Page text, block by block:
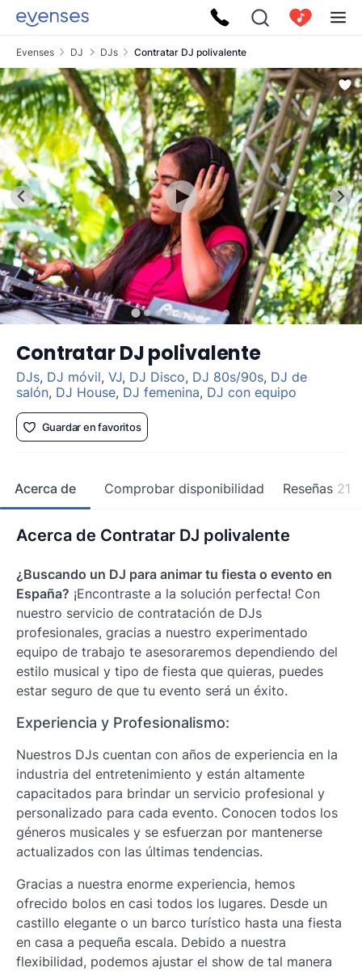
Evenses DJ DJs Contratar DJ polivalente
Contratar DJ polivalente
DJs, DJ móvil, VJ, DJ Disco, DJ 80s/90s, DJ de
salón, DJ House, DJ femenina, DJ con equipo
Guardar en favoritos
Acerca de Comprobar disponibilidad Reseñas 21
Acerca de Contratar DJ polivalente
¿Buscando un DJ para animar tu fiesta o evento en
España? ¡Encontraste a la solución perfecta! Con
nuestro servicio de contratación de DJs
profesionales, gracias a nuestro experimentado
equipo de trabajo te asesoraremos dependiendo del
estilo musical y tipo de fiesta que quieras, puedes
estar seguro de que tu evento será un éxito.
Experiencia y Profesionalismo:
Nuestros DJs cuentan con años de experiencia en la
industria del entretenimiento y están altamente
capacitados para brindar un servicio profesional y
personalizado para cada evento. Conocen todos los
géneros musicales y se esfuerzan por mantenerse
actualizados con las últimas tendencias.
Gracias a nuestra enorme experiencia, hemos
ofrecido bolos en casi todos los lugares. Desde un
castillo elegante o un barco turístico hasta una fiesta
en casa a pequeña escala. Debido a nuestra
flexibilidad, podemos ajustar el show de tal manera